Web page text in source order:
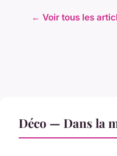
← Voir tous les
Déco — Dans la